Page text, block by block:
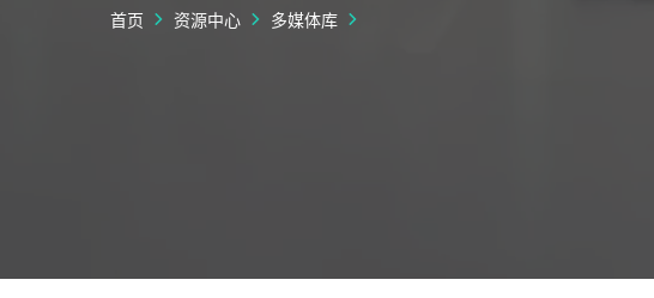
首页 资源中心 多媒体库